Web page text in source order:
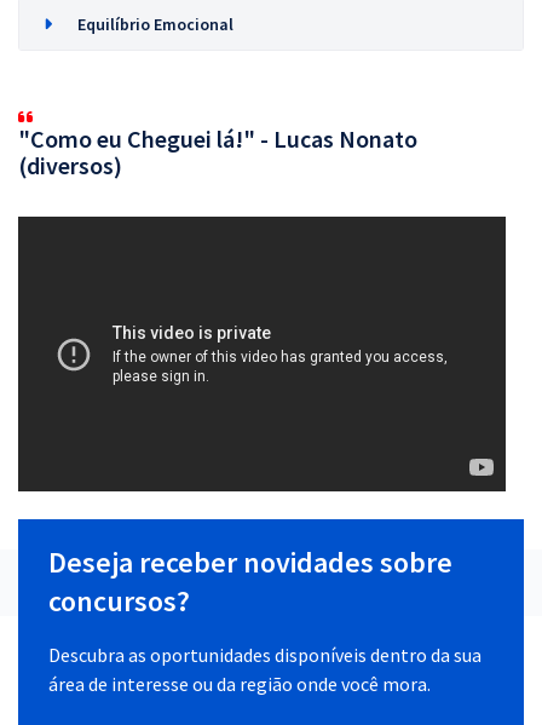
Equilíbrio Emocional
"Como eu Cheguei lá!" - Lucas Nonato
(diversos)
Deseja receber novidades sobre
concursos?
Descubra as oportunidades disponíveis dentro da sua
área de interesse ou da região onde você mora.